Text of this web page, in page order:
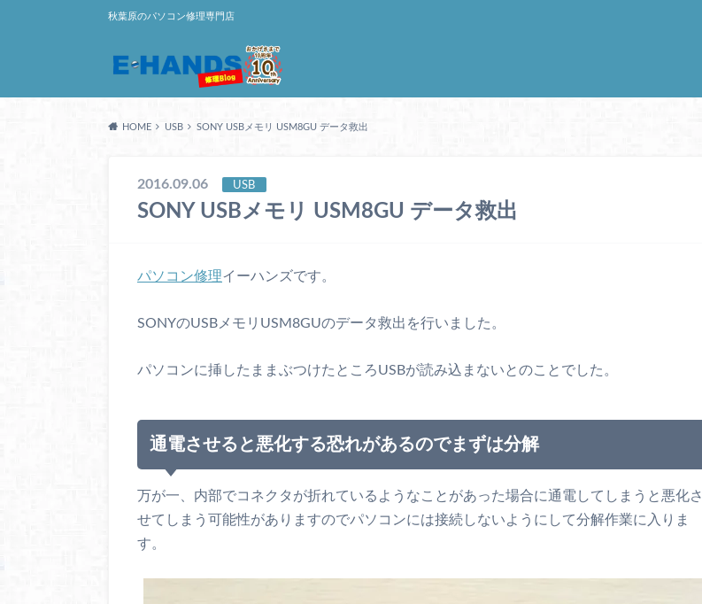
秋葉原のパソコン修理専門店
HOME USB SONY USBメモリ USM8GU データ救出
2016.09.06 USB
SONY USBメモリ USM8GU データ救出
パソコン修理イーハンズです。
SONYのUSBメモリUSM8GUのデータ救出を行いました。
パソコンに挿したままぶつけたところUSBが読み込まないとのことでした。
通電させると悪化する恐れがあるのでまずは分解
万が一、内部でコネクタが折れているようなことがあった場合に通電してしまうと悪化さ
せてしまう可能性がありますのでパソコンには接続しないようにして分解作業に入りま
す。